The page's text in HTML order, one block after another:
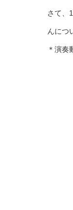
さて、
んにつ
＊演奏